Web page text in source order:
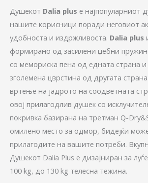
Душекот Dalia plus е најпопуларниот
нашите корисници поради неговиот
удобноста и издржливоста. Dalia plus
формирано од засилени џебни
со мемориска пена од едната страна и
зголемена цврстина од другата
вртење на јадрото на соодветната
овој прилагодлив душек со
покривка базирана на третман Q-
омилено место за одмор, бидејќи
прилагодите на вашите потреби.
Душекот Dalia Plus е дизајниран за
100 kg, до 130 kg телесна тежина.